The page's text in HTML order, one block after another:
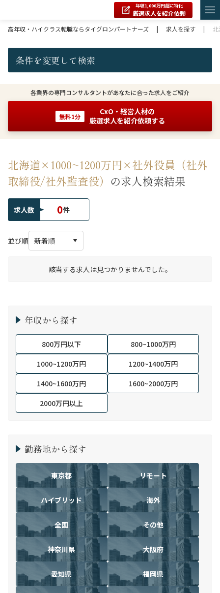
年収1,000万円超に特化
厳選求人を紹介依頼
高年収・ハイクラス転職ならタイグロンパートナーズ
| 求人を探す |
条件を変更して検索
各業界の専門コンサルタントがあなたに合った求人をご紹介
無料1分
CxO・経営人材の
厳選求人を紹介依頼する
北海道×1000~1200万円×社外役員（社外
取締役/社外監査役） の求人検索結果
求人数 0件
並び順
該当する求人は見つかりませんでした。
年収から探す
800万円以下
800~1000万円
1000~1200万円
1200~1400万円
1400~1600万円
1600~2000万円
2000万円以上
勤務地から探す
東京都 リモート
ハイブリッド 海外
全国 その他
神奈川県 大阪府
愛知県 福岡県